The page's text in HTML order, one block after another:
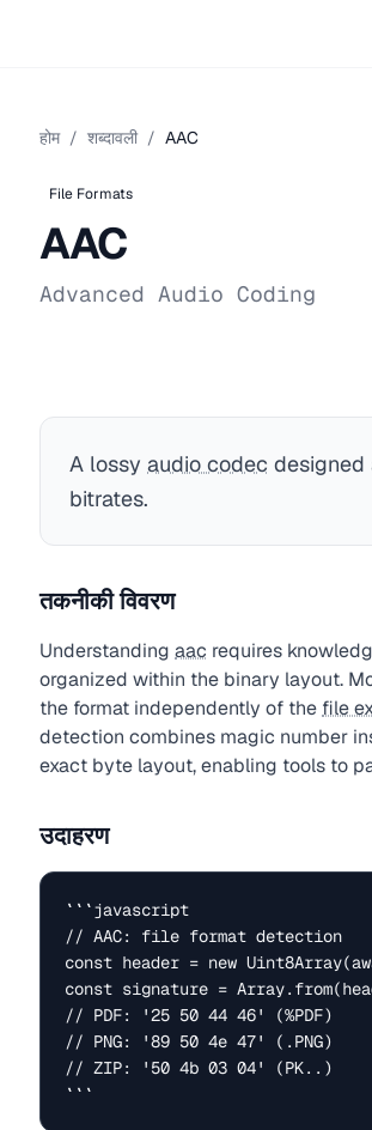
होम / शब्दावली / AAC
File Formats
AAC
Advanced Audio Coding
A lossy audio codec designed
bitrates.
तकनीकी विवरण
Understanding aac requires
organized within the binary layout.
the format independently of the file
detection combines magic number
exact byte layout, enabling tools to
उदाहरण
```javascript
// AAC: file format detection
const header = new
const signature =
// PDF: '25 50 44 46' (%PDF)
// PNG: '89 50 4e 47' (.PNG)
// ZIP: '50 4b 03 04' (PK..)
```